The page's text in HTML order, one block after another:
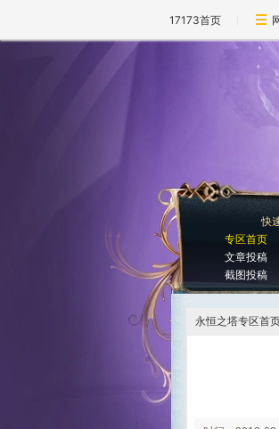
17173首页
快
专区首页
文章投稿
截图投稿
永恒之塔专区首